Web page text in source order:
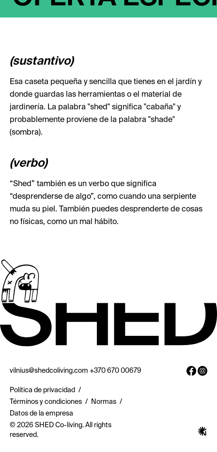
(sustantivo)
Esa caseta pequeña y sencilla que tienes en el jardín y
donde guardas las herramientas o el material de
jardinería. La palabra "shed" significa "cabaña" y
probablemente proviene de la palabra "shade"
(sombra).
(verbo)
“Shed” también es un verbo que significa
“desprenderse de algo”, como cuando una serpiente
muda su piel. También puedes desprenderte de cosas
no físicas, como un mal hábito.
© 2026 SHED Co-living. All rights
reserved.
Política de privacidad /
Términos y condiciones / Normas /
Datos de la empresa
vilnius@shedcoliving.com +370 670 00679